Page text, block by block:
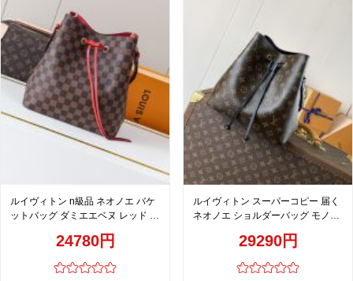
ルイヴィトン n級品 ネオノエ バケ
ットバッグ ダミエエベヌ レッド レ
24780円
ルイヴィトン スーパーコピー 届く
ネオノエ ショルダーバッグ モノグ
29290円